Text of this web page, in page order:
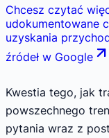
Chcesz czytać
udokumentowane
uzyskania
źródeł w Google
Kwestia tego, jak
powszechnego
pytania wraz z